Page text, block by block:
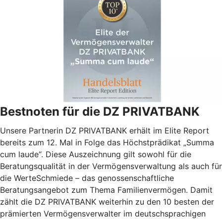
Bestnoten für die DZ PRIVATBANK
Unsere Partnerin DZ PRIVATBANK erhält im Elite Report
bereits zum 12. Mal in Folge das Höchstprädikat „Summa
cum laude“. Diese Auszeichnung gilt sowohl für die
Beratungsqualität in der Vermögensverwaltung als auch für
die WerteSchmiede – das genossenschaftliche
Beratungsangebot zum Thema Familienvermögen. Damit
zählt die DZ PRIVATBANK weiterhin zu den 10 besten der
prämierten Vermögensverwalter im deutschsprachigen